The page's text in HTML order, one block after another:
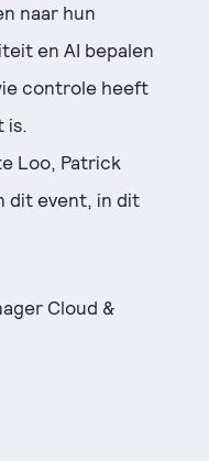
naar hun
en AI bepalen
controle heeft
is.
Loo, Patrick
dit event, in dit
Cloud &